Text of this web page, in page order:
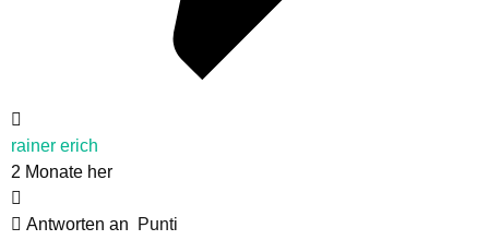
rainer erich
2 Monate her
Antworten an
Punti